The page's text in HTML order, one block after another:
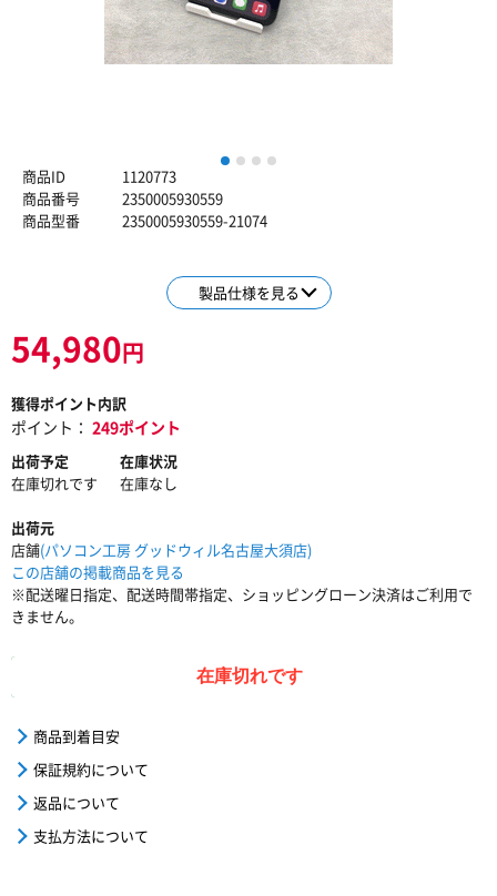
1 2 3
商品ID
1120773
商品番号
2350005930559
商品型番
2350005930559-21074
製品仕様を見る
54,980円
獲得ポイント内訳
ポイント： 249ポイント
出荷予定
在庫切れです
在庫状況
在庫なし
出荷元
店舗(パソコン工房 グッドウィル名古屋大須店)
この店舗の掲載商品を見る
※配送曜日指定、配送時間帯指定、ショッピングローン決済はご利用で
きません。
在庫切れです
商品到着目安
保証規約について
返品について
支払方法について